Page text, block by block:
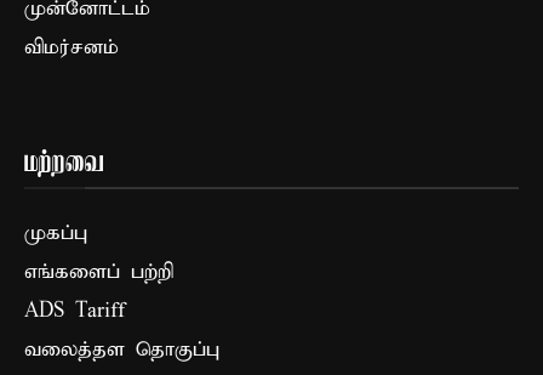
முன்னோட்டம்
விமர்சனம்
மற்றவை
முகப்பு
எங்களைப் பற்றி
ADS Tariff
வலைத்தள தொகுப்பு